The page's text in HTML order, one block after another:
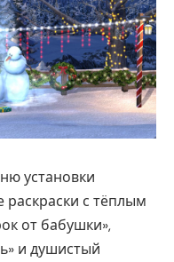
установки
с тёплым
от бабушки»,
и душистый